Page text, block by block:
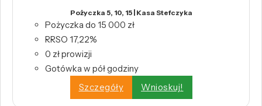
Pożyczka 5, 10, 15 | Kasa Stefczyka
Pożyczka do 15 000 zł
RRSO 17,22%
0 zł prowizji
Gotówka w pół godziny
Szczegóły
Wnioskuj!